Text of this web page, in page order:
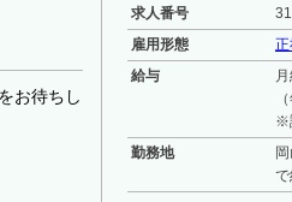
お待ちし
求人番号
雇用形態
正
給与
※
勤務地
で